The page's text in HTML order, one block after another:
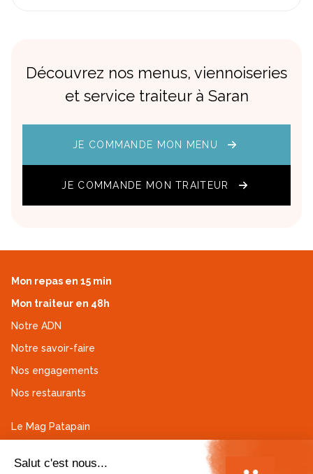
Découvrez nos menus, viennoiseries
et service traiteur à Saran
JE COMMANDE MON MENU
JE COMMANDE MON TRAITEUR
Mon repas en 15 min
Mon traiteur en 48h
Notre ADN
Notre savoir-faire
Nos engagements
Nos restaurants
Le Mag Patapain